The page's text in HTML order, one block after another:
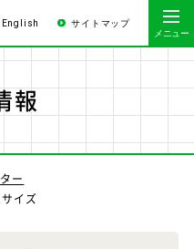
English サイトマップ
報
ー
イズ